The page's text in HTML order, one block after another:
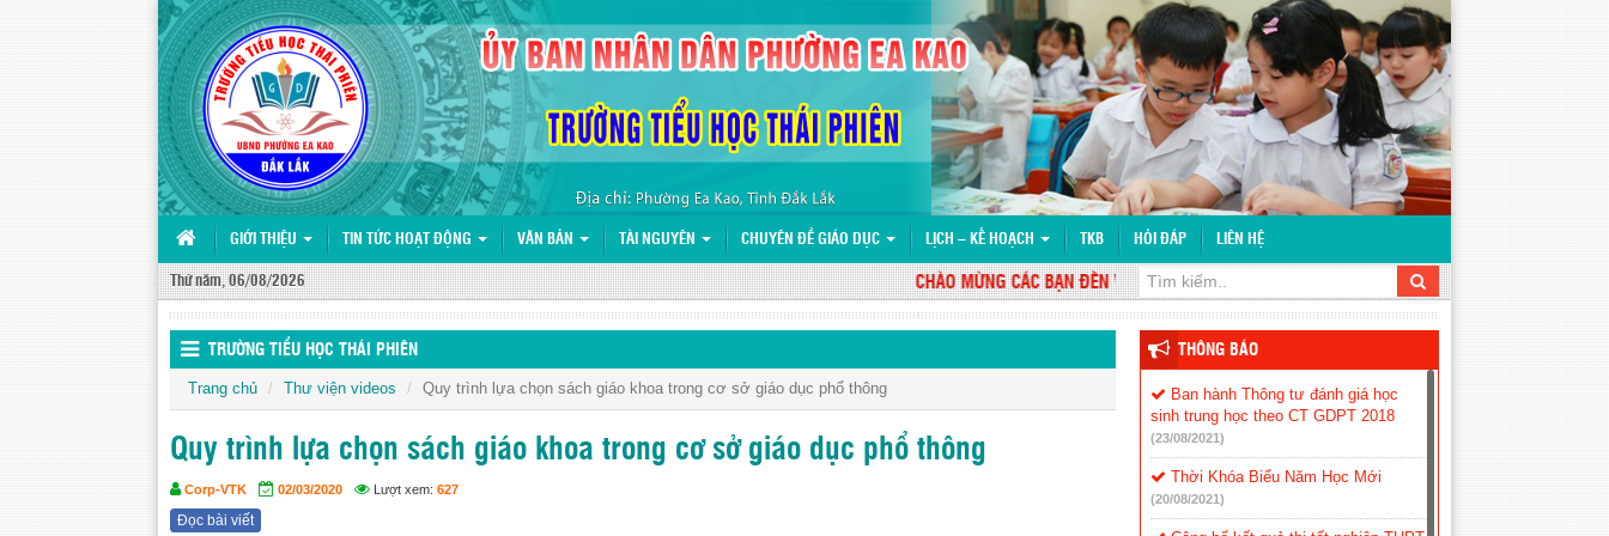
GIỚI THIỆU TIN TỨC HOẠT ĐỘNG VĂN BẢN TÀI NGUYÊN CHUYÊN ĐỀ GIÁO DỤC LỊCH – KẾ HOẠCH TKB HỎI ĐÁP LIÊN HỆ
Thứ năm, 06/08/2026 CHÀO MỪNG CÁC BẠN ĐẾN VỚI WEBSITE TRƯỜNG THCS TÂN LỢI
TRƯỜNG TIỂU HỌC THÁI PHIÊN
Trang chủ Thư viện videos Quy trình lựa chọn sách giáo khoa trong cơ sở giáo dục phổ thông
Quy trình lựa chọn sách giáo khoa trong cơ sở giáo dục phổ thông
Corp-VTK 02/03/2020 Lượt xem: 627
Đọc bài viết
THÔNG BÁO
Ban hành Thông tư đánh giá học
sinh trung học theo CT GDPT 2018
(23/08/2021)
Thời Khóa Biểu Năm Học Mới
(20/08/2021)